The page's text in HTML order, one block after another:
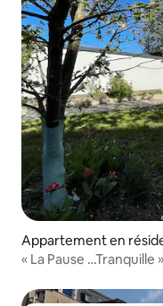
Appartement en
y
« La Pause